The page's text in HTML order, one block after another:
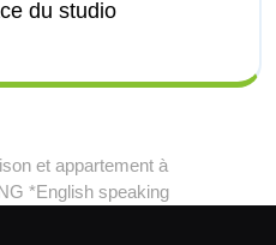
du studio
et appartement à
*English speaking